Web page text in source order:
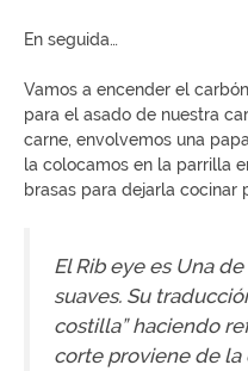
En seguida…
Vamos a encender el
para el asado de nuestra
carne, envolvemos una
la colocamos en la parrilla
brasas para dejarla cocinar
El Rib eye es Una
suaves. Su
costilla” haciendo
corte proviene de